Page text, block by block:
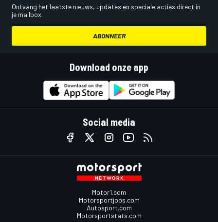
Ontvang het laatste nieuws, updates en speciale acties direct in
je mailbox.
ABONNEER
Download onze app
Social media
Motor1.com
Motorsportjobs.com
Autosport.com
Motorsportstats.com